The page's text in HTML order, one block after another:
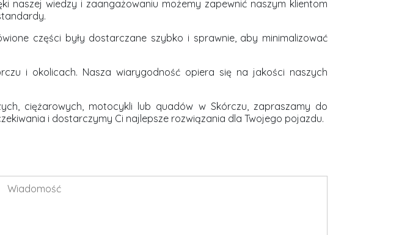
naszej wiedzy i zaangażowaniu możemy zapewnić naszym klientom
części były dostarczane szybko i sprawnie, aby minimalizować
i okolicach. Nasza wiarygodność opiera się na jakości naszych
ciężarowych, motocykli lub quadów w Skórczu, zapraszamy do
i dostarczymy Ci najlepsze rozwiązania dla Twojego pojazdu.